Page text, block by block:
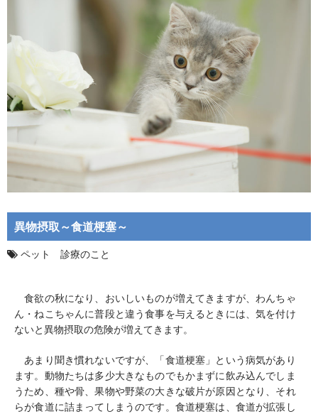
異物摂取～食道梗塞～
ペット 診療のこと
食欲の秋になり、おいしいものが増えてきますが、わんちゃ
ん・ねこちゃんに普段と違う食事を与えるときには、気を付け
ないと異物摂取の危険が増えてきます。
あまり聞き慣れないですが、「食道梗塞」という病気があり
ます。動物たちは多少大きなものでもかまずに飲み込んでしま
うため、種や骨、果物や野菜の大きな破片が原因となり、それ
らが食道に詰まってしまうのです。食道梗塞は、食道が拡張し